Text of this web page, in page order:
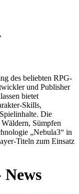
des beliebten RPG-
und Publisher
bietet
Skills,
Die
Sümpfen
„Nebula3“ in
Titeln zum Einsatz